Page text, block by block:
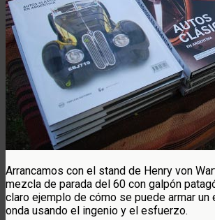
Arrancamos con el stand de Henry von
mezcla de parada del 60 con galpón
claro ejemplo de cómo se puede armar un
onda usando el ingenio y el esfuerzo.